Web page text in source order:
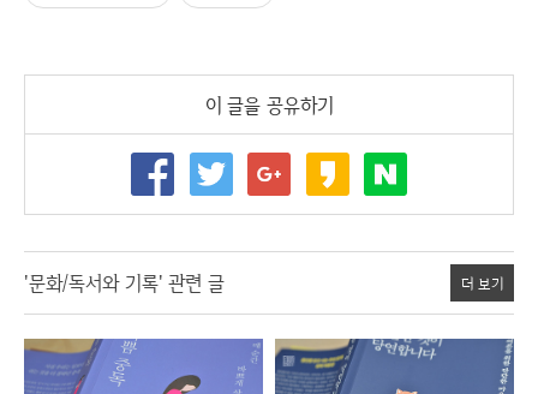
이 글을 공유하기
'문화/독서와 기록' 관련 글 더 보기